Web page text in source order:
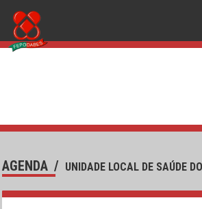
AGENDA / UNIDADE LOCAL DE SAÚDE